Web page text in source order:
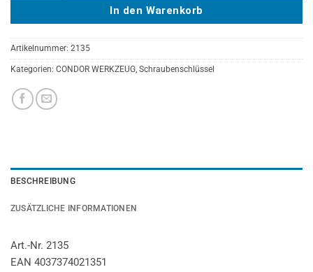
In den Warenkorb
Artikelnummer: 2135
Kategorien: CONDOR WERKZEUG, Schraubenschlüssel
BESCHREIBUNG
ZUSÄTZLICHE INFORMATIONEN
Art.-Nr. 2135
EAN 4037374021351